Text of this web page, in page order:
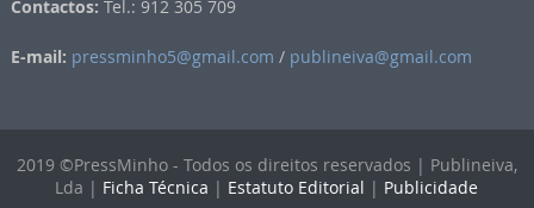
Contactos: Tel.: 912 305 709
E-mail: pressminho5@gmail.com / publineiva@gmail.com
2019 ©PressMinho - Todos os direitos reservados | Publineiva,
Lda | Ficha Técnica | Estatuto Editorial | Publicidade